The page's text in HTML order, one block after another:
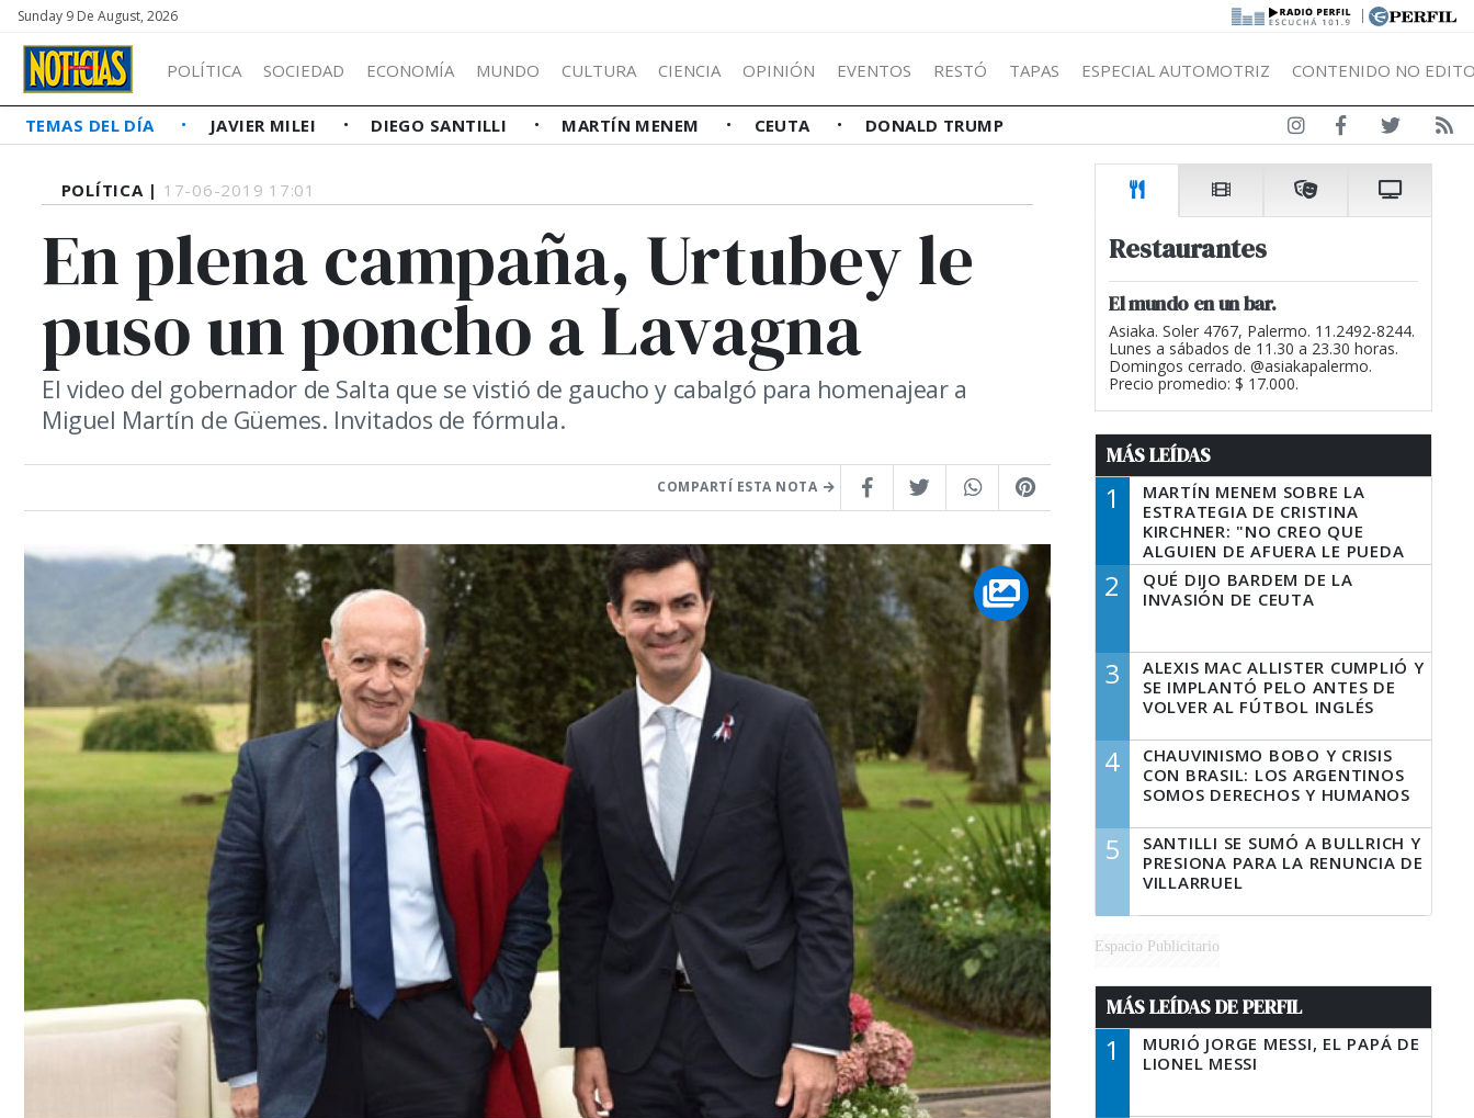
Sunday 9 De August, 2026 |
POLÍTICA SOCIEDAD ECONOMÍA MUNDO CULTURA CIENCIA OPINIÓN EVENTOS RESTÓ TAPAS ESPECIAL AUTOMOTRIZ CONTENIDO NO
TEMAS DEL DÍA JAVIER MILEI DIEGO SANTILLI MARTÍN MENEM CEUTA DONALD TRUMP
POLÍTICA | 17-06-2019 17:01
En plena campaña, Urtubey le
puso un poncho a Lavagna
El video del gobernador de Salta que se vistió de gaucho y cabalgó para homenajear a
Miguel Martín de Güemes. Invitados de fórmula.
COMPARTÍ ESTA NOTA
Restaurantes
El mundo en un bar.
Asiaka. Soler 4767, Palermo. 11.2492-8244.
Lunes a sábados de 11.30 a 23.30 horas.
Domingos cerrado. @asiakapalermo.
Precio promedio: $ 17.000.
MÁS LEÍDAS
1
MARTÍN MENEM SOBRE LA
ESTRATEGIA DE CRISTINA
KIRCHNER: "NO CREO QUE
ALGUIEN DE AFUERA LE PUEDA
DECIR A LA JUSTICIA LO QUE
TIENE QUE HACER"
2
QUÉ DIJO BARDEM DE LA
INVASIÓN DE CEUTA
3
ALEXIS MAC ALLISTER CUMPLIÓ Y
SE IMPLANTÓ PELO ANTES DE
VOLVER AL FÚTBOL INGLÉS
4
CHAUVINISMO BOBO Y CRISIS
CON BRASIL: LOS ARGENTINOS
SOMOS DERECHOS Y HUMANOS
5
SANTILLI SE SUMÓ A BULLRICH Y
PRESIONA PARA LA RENUNCIA DE
VILLARRUEL
Espacio Publicitario
MÁS LEÍDAS DE PERFIL
1
MURIÓ JORGE MESSI, EL PAPÁ DE
LIONEL MESSI